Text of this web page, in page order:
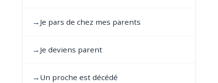
→ Je pars de chez mes parents
→ Je deviens parent
→ Un proche est décédé